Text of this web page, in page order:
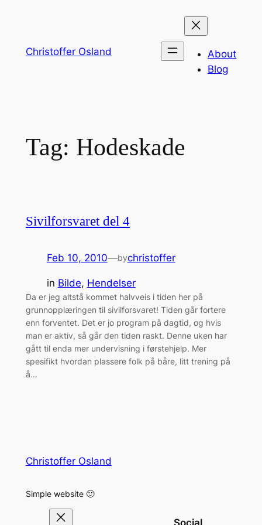
Christoffer Osland
About
Blog
Tag: Hodeskade
Sivilforsvaret del 4
Feb 10, 2010—bychristoffer
in Bilde, Hendelser
Da er jeg altstå kommet halvveis i tiden her på
grunnopplæringen til sivilforsvaret! Tiden går fortere
enn forventet. Det er jo program på dagtid, og hvis
man er aktiv, så går den tiden raskt. Denne uken har
gått til enda mer undervisning i førstehjelp. Mer
spesifikt hvordan plassere folk på båre, litt trening på
å…
Christoffer Osland
Simple website 🙂
Social